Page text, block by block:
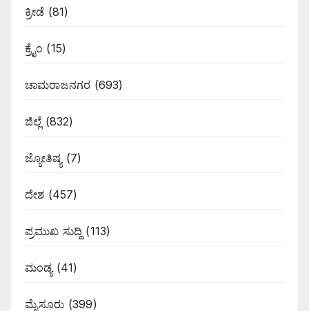
ಕ್ರೀಡೆ (81)
ಕ್ರೈಂ (15)
ಚಾಮರಾಜನಗರ (693)
ಜಿಲ್ಲೆ (832)
ಜ್ಯೋತಿಷ್ಯ (7)
ದೇಶ (457)
ಪ್ರಮುಖ ಸುದ್ದಿ (113)
ಮಂಡ್ಯ(41)
ಮೈಸೂರು (399)